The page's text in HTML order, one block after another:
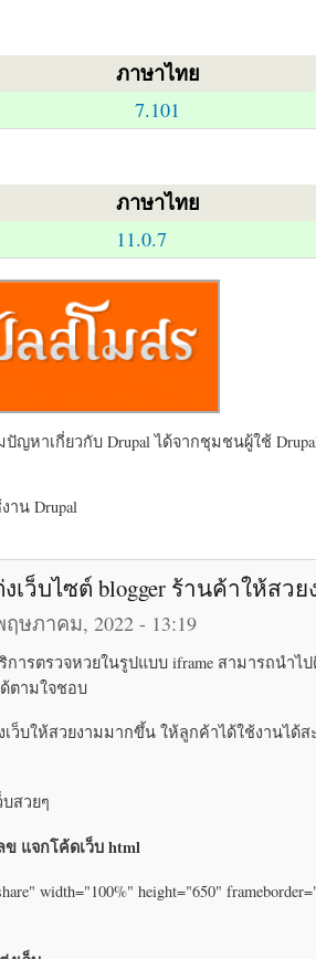
ภาษาไทย
7.101
ภาษาไทย
11.0.7
หาเกี่ยวกับ Drupal ได้จากชุมชนผู้ใช้
น Drupal
ว็บไซต์ blogger ร้านค้าให้สวย
ษภาคม, 2022 - 13:19
ารตรวจหวยในรูปแบบ iframe สามารถนำไป
ด้ตามใจชอบ
ว็บให้สวยงามมากขึ้น ให้ลูกค้าได้ใช้งานได้
สวยๆ
แจกโค้ดเว็บ html
width="100%" height="650"